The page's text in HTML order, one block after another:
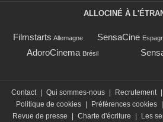
ALLOCINÉ À
Filmstarts Allemagne SensaCine
AdoroCinema Brésil
Contact Qui sommes-nous Recrutement
Politique de cookies
Préférences cookies
Revue de presse
Charte d'écriture Les